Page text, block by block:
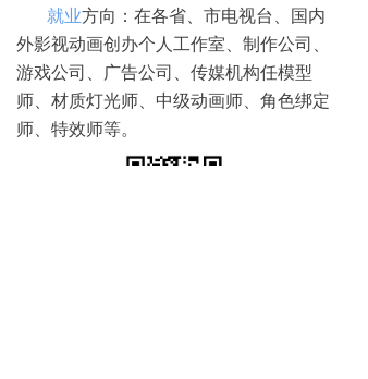
就业方向：在各省、市电视台、国内
外影视动画创办个人工作室、制作公司、
游戏公司、广告公司、传媒机构任模型
师、材质灯光师、中级动画师、角色绑定
师、特效师等。